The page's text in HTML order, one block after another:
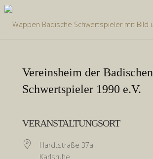
Zum
springen
Vereinsheim der Badischen
Schwertspieler 1990 e.V.
VERANSTALTUNGSORT
Hardtstraße 37a
Karlsruhe